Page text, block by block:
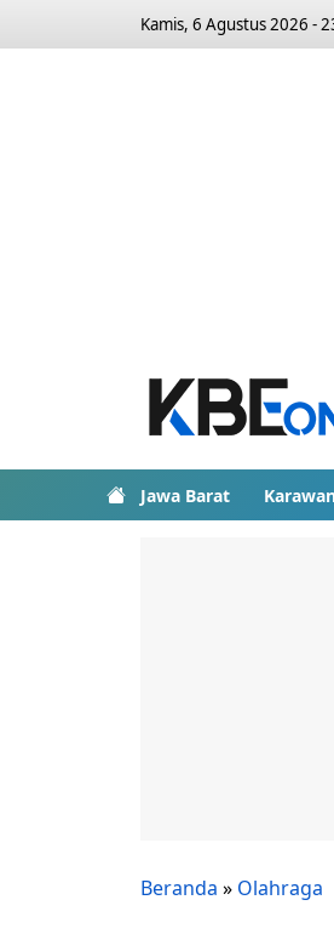
Kamis, 6 Agustus 2026 -
Jawa Barat
Beranda » Olahraga